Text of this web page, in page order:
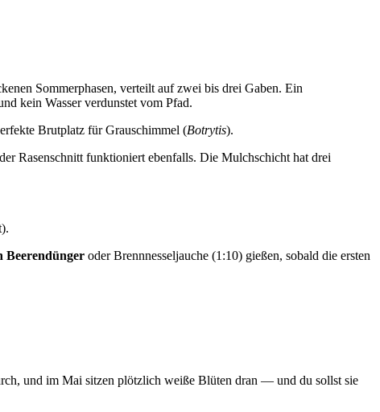
Sommerphasen, verteilt auf zwei bis drei Gaben. Ein
kein Wasser verdunstet vom Pfad.
Brutplatz für Grauschimmel (Botrytis).
Rasenschnitt funktioniert ebenfalls. Die Mulchschicht hat drei
Beerendünger oder Brennnesseljauche (1:10) gießen, sobald die ersten
und im Mai sitzen plötzlich weiße Blüten dran — und du sollst sie